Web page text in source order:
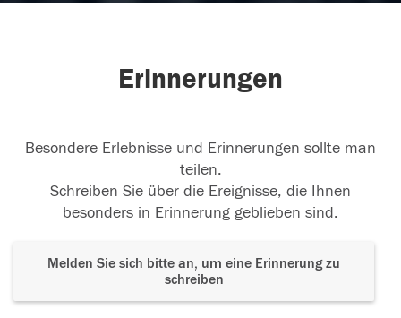
Erinnerungen
Besondere Erlebnisse und Erinnerungen sollte man
teilen.
Schreiben Sie über die Ereignisse, die Ihnen
besonders in Erinnerung geblieben sind.
Melden Sie sich bitte an, um eine Erinnerung zu
schreiben